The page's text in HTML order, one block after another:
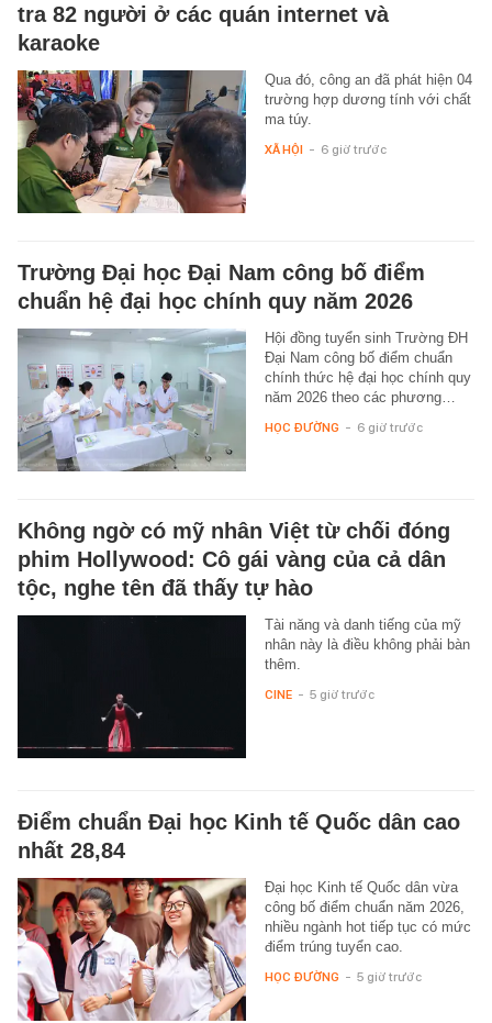
tra 82 người ở các quán internet và
karaoke
Qua đó, công an đã phát hiện 04
trường hợp dương tính với chất
ma túy.
XÃ HỘI - 6 giờ trước
Trường Đại học Đại Nam công bố điểm
chuẩn hệ đại học chính quy năm 2026
Hội đồng tuyển sinh Trường ĐH
Đại Nam công bố điểm chuẩn
chính thức hệ đại học chính quy
năm 2026 theo các phương…
HỌC ĐƯỜNG - 6 giờ trước
Không ngờ có mỹ nhân Việt từ chối đóng
phim Hollywood: Cô gái vàng của cả dân
tộc, nghe tên đã thấy tự hào
Tài năng và danh tiếng của mỹ
nhân này là điều không phải bàn
thêm.
CINE - 5 giờ trước
Điểm chuẩn Đại học Kinh tế Quốc dân cao
nhất 28,84
Đại học Kinh tế Quốc dân vừa
công bố điểm chuẩn năm 2026,
nhiều ngành hot tiếp tục có mức
điểm trúng tuyển cao.
HỌC ĐƯỜNG - 5 giờ trước